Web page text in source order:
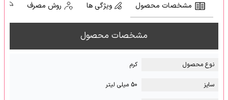
مشخصات محصول ویژگی ها روش مصرف
مشخصات محصول
نوع محصول کرم
سایز 50 میلی لیتر